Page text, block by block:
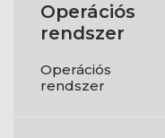
Operációs
rendszer
Operációs
rendszer